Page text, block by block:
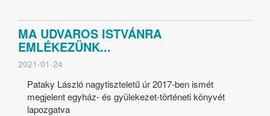
MA UDVAROS ISTVÁNRA
EMLÉKEZÜNK...
2021-01-24
Pataky László nagytiszteletű úr 2017-ben ismét
megjelent egyház- és gyülekezet-történeti könyvét
lapozgatva